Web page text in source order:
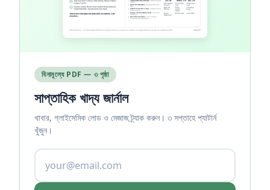
বিনামূল্যে PDF — ৩ পৃষ্ঠা
সাপ্তাহিক খাদ্য জার্নাল
খাবার, গ্লাইসেমিক লোড ও মেজাজ ট্র্যাক করুন। ৩ সপ্তাহে প্যাটার্ন
খুঁজুন।